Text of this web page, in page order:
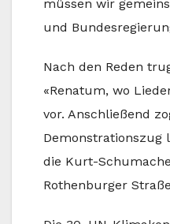
müssen wir
und
Nach den Reden
«Renatum, wo
vor. Anschließend
Demonstrationszug
die Kurt-
Rothenburger